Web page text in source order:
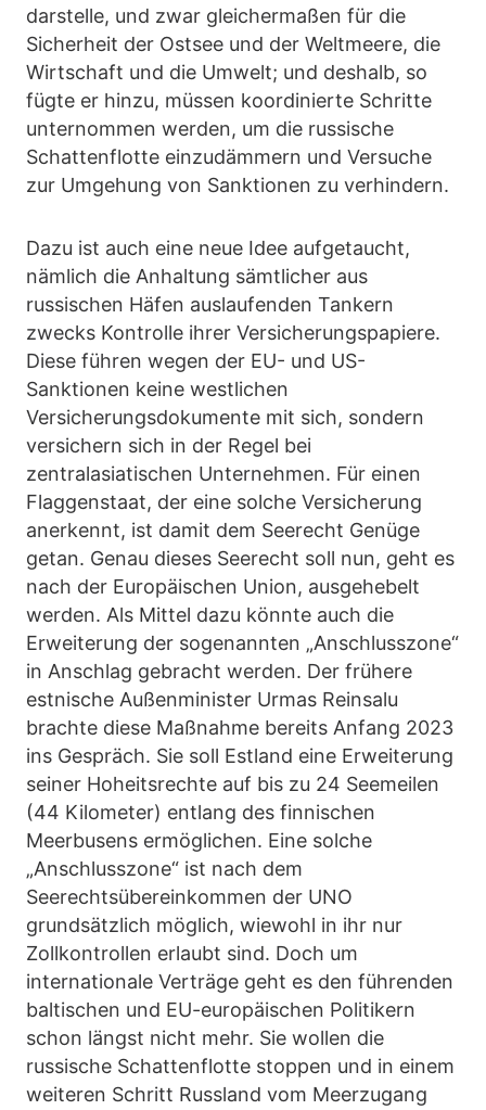
darstelle, und zwar gleichermaßen für die
Sicherheit der Ostsee und der Weltmeere, die
Wirtschaft und die Umwelt; und deshalb, so
fügte er hinzu, müssen koordinierte Schritte
unternommen werden, um die russische
Schattenflotte einzudämmern und Versuche
zur Umgehung von Sanktionen zu verhindern.
Dazu ist auch eine neue Idee aufgetaucht,
nämlich die Anhaltung sämtlicher aus
russischen Häfen auslaufenden Tankern
zwecks Kontrolle ihrer Versicherungspapiere.
Diese führen wegen der EU- und US-
Sanktionen keine westlichen
Versicherungsdokumente mit sich, sondern
versichern sich in der Regel bei
zentralasiatischen Unternehmen. Für einen
Flaggenstaat, der eine solche Versicherung
anerkennt, ist damit dem Seerecht Genüge
getan. Genau dieses Seerecht soll nun, geht es
nach der Europäischen Union, ausgehebelt
werden. Als Mittel dazu könnte auch die
Erweiterung der sogenannten „Anschlusszone“
in Anschlag gebracht werden. Der frühere
estnische Außenminister Urmas Reinsalu
brachte diese Maßnahme bereits Anfang 2023
ins Gespräch. Sie soll Estland eine Erweiterung
seiner Hoheitsrechte auf bis zu 24 Seemeilen
(44 Kilometer) entlang des finnischen
Meerbusens ermöglichen. Eine solche
„Anschlusszone“ ist nach dem
Seerechtsübereinkommen der UNO
grundsätzlich möglich, wiewohl in ihr nur
Zollkontrollen erlaubt sind. Doch um
internationale Verträge geht es den führenden
baltischen und EU-europäischen Politikern
schon längst nicht mehr. Sie wollen die
russische Schattenflotte stoppen und in einem
weiteren Schritt Russland vom Meerzugang